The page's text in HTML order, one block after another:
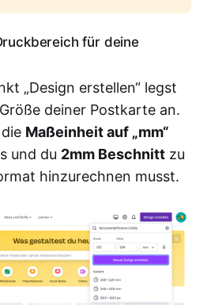
für deine
„Design erstellen“ legst
deiner Postkarte an.
Maßeinheit auf „mm“
und du 2mm Beschnitt zu
hinzurechnen musst.